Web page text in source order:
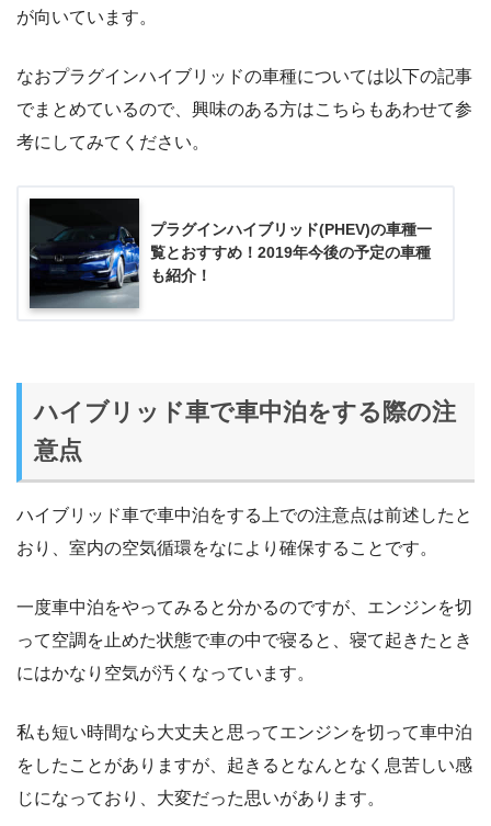
が向いています。
なおプラグインハイブリッドの車種については以下の記事
でまとめているので、興味のある方はこちらもあわせて参
考にしてみてください。
プラグインハイブリッド(PHEV)の車種一
覧とおすすめ！2019年今後の予定の車種
も紹介！
ハイブリッド車で車中泊をする際の注
意点
ハイブリッド車で車中泊をする上での注意点は前述したと
おり、室内の空気循環をなにより確保することです。
一度車中泊をやってみると分かるのですが、エンジンを切
って空調を止めた状態で車の中で寝ると、寝て起きたとき
にはかなり空気が汚くなっています。
私も短い時間なら大丈夫と思ってエンジンを切って車中泊
をしたことがありますが、起きるとなんとなく息苦しい感
じになっており、大変だった思いがあります。